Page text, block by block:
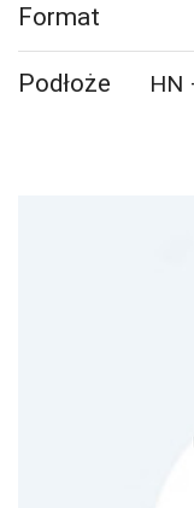
Format
Podłoże HN